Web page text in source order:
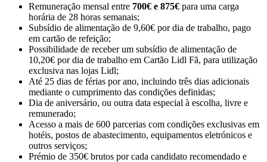
Remuneração mensal entre 700€ e 875€ para uma carga
horária de 28 horas semanais;
Subsídio de alimentação de 9,60€ por dia de trabalho, pago
em cartão de refeição;
Possibilidade de receber um subsídio de alimentação de
10,20€ por dia de trabalho em Cartão Lidl Fã, para utilização
exclusiva nas lojas Lidl;
Até 25 dias de férias por ano, incluindo três dias adicionais
mediante o cumprimento das condições definidas;
Dia de aniversário, ou outra data especial à escolha, livre e
remunerado;
Acesso a mais de 600 parcerias com condições exclusivas em
hotéis, postos de abastecimento, equipamentos eletrónicos e
outros serviços;
Prémio de 350€ brutos por cada candidato recomendado e